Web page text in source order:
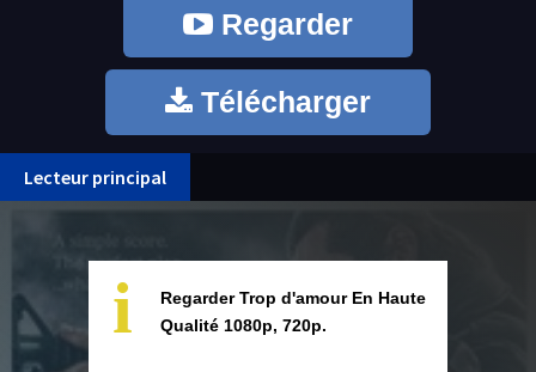
Regarder
Télécharger
Lecteur principal
i
Regarder Trop d'amour En Haute
Qualité 1080p, 720p.